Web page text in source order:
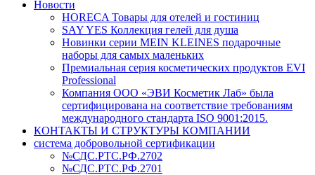
Новости
HORECA Товары для отелей и гостиниц
SAY YES Коллекция гелей для душа
Новинки серии MEIN KLEINES подарочные
наборы для самых маленьких
Премиальная серия косметических продуктов EVI
Professional
Компания ООО «ЭВИ Косметик Лаб» была
сертифицирована на соответствие требованиям
международного стандарта ISO 9001:2015.
КОНТАКТЫ И СТРУКТУРЫ КОМПАНИИ
система добровольной сертификации
№СДС.РТС.РФ.2702
№СДС.РТС.РФ.2701